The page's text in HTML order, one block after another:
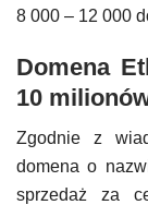
8 000 – 12 000
Domena
10
Zgodnie z
domena o
sprzedaż za